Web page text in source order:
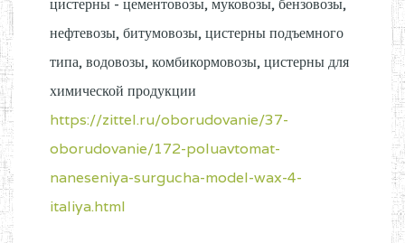
цистерны - цементовозы, муковозы, бензовозы,
нефтевозы, битумовозы, цистерны подъемного
типа, водовозы, комбикормовозы, цистерны для
химической продукции
https://zittel.ru/oborudovanie/37-
oborudovanie/172-poluavtomat-
naneseniya-surgucha-model-wax-4-
italiya.html